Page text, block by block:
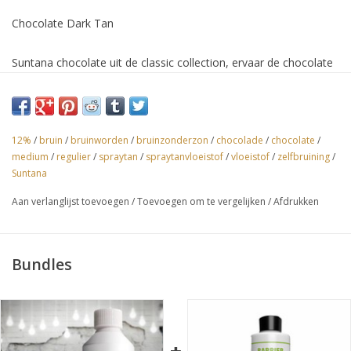
Chocolate Dark Tan
Suntana chocolate uit de classic collection, ervaar de chocolate
diepe, natuurlijk ogende bruine kleur willen met donkere
ondertonen.
Verkrijgbaar in de volgende hoeveelheden:
4000ml: 70 - 80 behandelingen, gehele lichaam
Ingrediënten:
Water (Agua)
Dihydroxyacetone
12% / bruin / bruinworden / bruinzonderzon / chocolade / chocolate /
medium / regulier/ spraytan / spraytanvloeistof/vloeistof/ zelfbruining/
Suntana
Aan verlanglijst toevoegen /Toevoegen om te vergelijken /Afdrukken
Bundles